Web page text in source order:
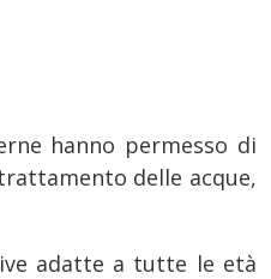
hanno permesso di
delle acque,
adatte a tutte le età